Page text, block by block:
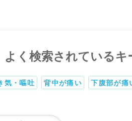
よく検索されているキ
気・嘔吐 背中が痛い 下腹部が痛